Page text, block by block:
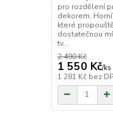
pro rozdělení
dekorem.
které
dostatečnou
tv...
2 490 Kč
1 550 Kč/ks
1 281 Kč bez